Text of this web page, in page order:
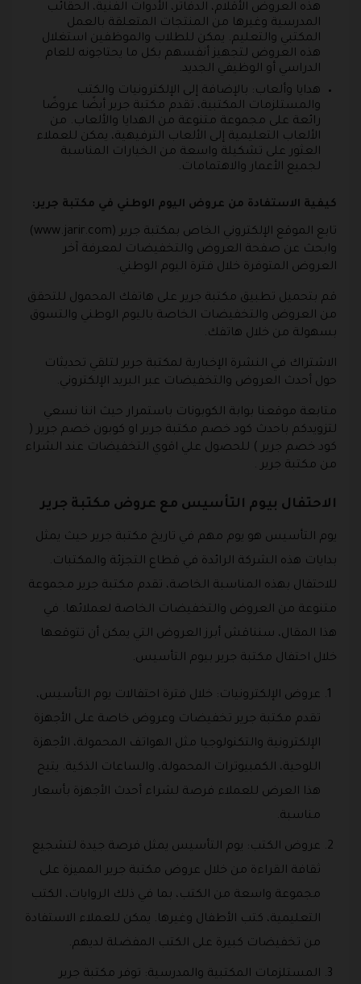
هذه العروض الأقلام، الدفاتر، الأدوات الفنية، الحقائب
المدرسية وغيرها من المنتجات المتعلقة بالعمل
المكتبي والتعليم. يمكن للطلاب والموظفين استغلال
هذه العروض لتجهيز أنفسهم بكل ما يحتاجونه للعام
الدراسي أو الوظيفي الجديد.
هدايا وألعاب: بالإضافة إلى الإلكترونيات والكتب
والمستلزمات المكتبية، تقدم مكتبة جرير أيضًا عروضًا
رائعة على مجموعة متنوعة من الهدايا والألعاب. من
الألعاب التعليمية إلى الألعاب الترفيهية، يمكن للعملاء
العثور على تشكيلة واسعة من الخيارات المناسبة
لجميع الأعمار والاهتمامات.
كيفية الاستفادة من عروض اليوم الوطني في مكتبة جرير:
تابع الموقع الإلكتروني الخاص بمكتبة جرير (www.jarir.com)
وابحث عن صفحة العروض والتخفيضات لمعرفة آخر
العروض المتوفرة خلال فترة اليوم الوطني.
قم بتحميل تطبيق مكتبة جرير على هاتفك المحمول للتحقق
من العروض والتخفيضات الخاصة باليوم الوطني والتسوق
بسهولة من خلال هاتفك.
الاشتراك في النشرة الإخبارية لمكتبة جرير لتلقي تحديثات
حول أحدث العروض والتخفيضات عبر البريد الإلكتروني.
متابعة موقعنا بوابة الكوبونات باستمرار حيث اننا نسعي
لتزويدكم باحدث كود خصم مكتبة جرير او كوبون خصم جرير (
كود خصم جرير ) للحصول علي اقوي التخفيضات عند الشراء
من مكتبة جرير .
الاحتفال بيوم التأسيس مع عروض مكتبة جرير
يوم التأسيس هو يوم مهم في تاريخ مكتبة جرير حيث يمثل
بدايات هذه الشركة الرائدة في قطاع التجزئة والمكتبات.
للاحتفال بهذه المناسبة الخاصة، تقدم مكتبة جرير مجموعة
متنوعة من العروض والتخفيضات الخاصة لعملائها. في
هذا المقال، سنناقش أبرز العروض التي يمكن أن تتوقعها
خلال احتفال مكتبة جرير بيوم التأسيس.
عروض الإلكترونيات: خلال فترة احتفالات يوم التأسيس،
تقدم مكتبة جرير تخفيضات وعروض خاصة على الأجهزة
الإلكترونية والتكنولوجيا مثل الهواتف المحمولة، الأجهزة
اللوحية، الكمبيوترات المحمولة، والساعات الذكية. يتيح
هذا العرض للعملاء فرصة لشراء أحدث الأجهزة بأسعار
مناسبة.
عروض الكتب: يوم التأسيس يمثل فرصة جيدة لتشجيع
ثقافة القراءة من خلال عروض مكتبة جرير المميزة على
مجموعة واسعة من الكتب، بما في ذلك الروايات، الكتب
التعليمية، كتب الأطفال وغيرها. يمكن للعملاء الاستفادة
من تخفيضات كبيرة على الكتب المفضلة لديهم.
المستلزمات المكتبية والمدرسية: توفر مكتبة جرير